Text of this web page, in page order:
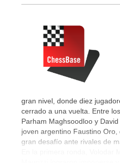
gran nivel, donde diez
cerrado a una vuelta. Entre
Parham Maghsoodloo y
joven argentino Faustino
gran desafío ante rivales de